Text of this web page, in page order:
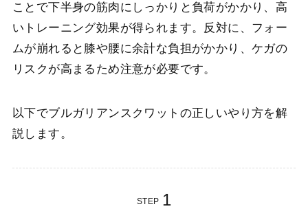
ことで下半身の筋肉にしっかりと負荷がかかり、高
いトレーニング効果が得られます。反対に、フォー
ムが崩れると膝や腰に余計な負担がかかり、ケガの
リスクが高まるため注意が必要です。
以下でブルガリアンスクワットの正しいやり方を解
説します。
STEP